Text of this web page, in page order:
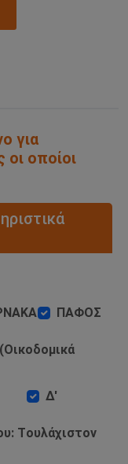
για
οποίοι
ΠΑΦΟΣ
Δ'
Tουλάχιστον